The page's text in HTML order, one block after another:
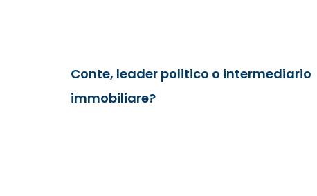
Conte, leader politico o intermediario
immobiliare?